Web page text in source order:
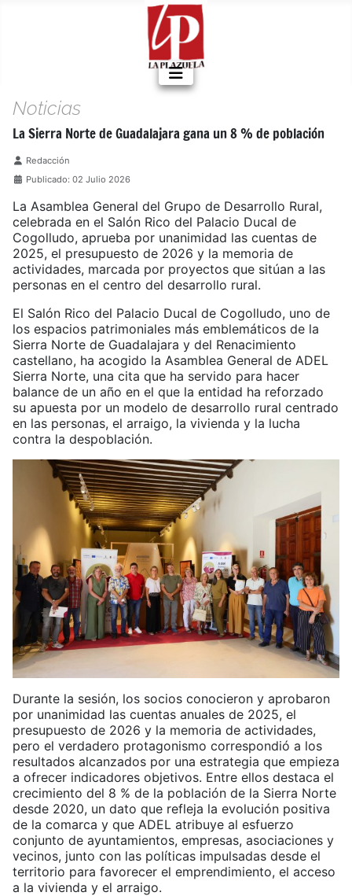
Noticias
La Sierra Norte de Guadalajara gana un 8 % de población
Detalles
Redacción
Publicado: 02 Julio 2026
La Asamblea General del Grupo de Desarrollo Rural,
celebrada en el Salón Rico del Palacio Ducal de
Cogolludo, aprueba por unanimidad las cuentas de
2025, el presupuesto de 2026 y la memoria de
actividades, marcada por proyectos que sitúan a las
personas en el centro del desarrollo rural.
El Salón Rico del Palacio Ducal de Cogolludo, uno de
los espacios patrimoniales más emblemáticos de la
Sierra Norte de Guadalajara y del Renacimiento
castellano, ha acogido la Asamblea General de ADEL
Sierra Norte, una cita que ha servido para hacer
balance de un año en el que la entidad ha reforzado
su apuesta por un modelo de desarrollo rural centrado
en las personas, el arraigo, la vivienda y la lucha
contra la despoblación.
Durante la sesión, los socios conocieron y aprobaron
por unanimidad las cuentas anuales de 2025, el
presupuesto de 2026 y la memoria de actividades,
pero el verdadero protagonismo correspondió a los
resultados alcanzados por una estrategia que empieza
a ofrecer indicadores objetivos. Entre ellos destaca el
crecimiento del 8 % de la población de la Sierra Norte
desde 2020, un dato que refleja la evolución positiva
de la comarca y que ADEL atribuye al esfuerzo
conjunto de ayuntamientos, empresas, asociaciones y
vecinos, junto con las políticas impulsadas desde el
territorio para favorecer el emprendimiento, el acceso
a la vivienda y el arraigo.